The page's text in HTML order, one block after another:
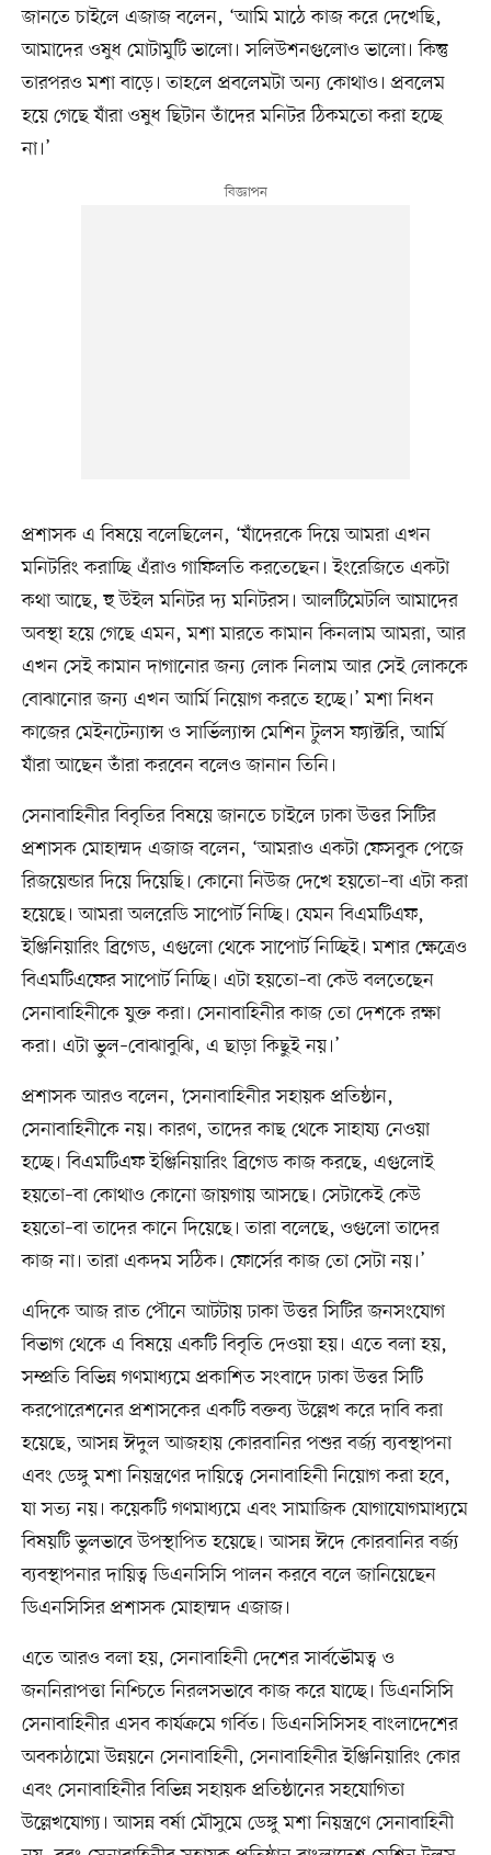
জানতে চাইলে এজাজ বলেন, ‘আমি মাঠে কাজ করে দেখেছি,
আমাদের ওষুধ মোটামুটি ভালো। সলিউশনগুলোও ভালো। কিন্তু
তারপরও মশা বাড়ে। তাহলে প্রবলেমটা অন্য কোথাও। প্রবলেম
হয়ে গেছে যাঁরা ওষুধ ছিটান তাঁদের মনিটর ঠিকমতো করা হচ্ছে
না।’
প্রশাসক এ বিষয়ে বলেছিলেন, ‘যাঁদেরকে দিয়ে আমরা এখন
মনিটরিং করাচ্ছি এঁরাও গাফিলতি করতেছেন। ইংরেজিতে একটা
কথা আছে, হু উইল মনিটর দ্য মনিটরস। আলটিমেটলি আমাদের
অবস্থা হয়ে গেছে এমন, মশা মারতে কামান কিনলাম আমরা, আর
এখন সেই কামান দাগানোর জন্য লোক নিলাম আর সেই লোককে
বোঝানোর জন্য এখন আর্মি নিয়োগ করতে হচ্ছে।’ মশা নিধন
কাজের মেইনটেন্যান্স ও সার্ভিল্যান্স মেশিন টুলস ফ্যাক্টরি, আর্মি
যাঁরা আছেন তাঁরা করবেন বলেও জানান তিনি।
সেনাবাহিনীর বিবৃতির বিষয়ে জানতে চাইলে ঢাকা উত্তর সিটির
প্রশাসক মোহাম্মদ এজাজ বলেন, ‘আমরাও একটা ফেসবুক পেজে
রিজয়েন্ডার দিয়ে দিয়েছি। কোনো নিউজ দেখে হয়তো–বা এটা করা
হয়েছে। আমরা অলরেডি সাপোর্ট নিচ্ছি। যেমন বিএমটিএফ,
ইঞ্জিনিয়ারিং ব্রিগেড, এগুলো থেকে সাপোর্ট নিচ্ছিই। মশার ক্ষেত্রেও
বিএমটিএফের সাপোর্ট নিচ্ছি। এটা হয়তো–বা কেউ বলতেছেন
সেনাবাহিনীকে যুক্ত করা। সেনাবাহিনীর কাজ তো দেশকে রক্ষা
করা। এটা ভুল–বোঝাবুঝি, এ ছাড়া কিছুই নয়।’
প্রশাসক আরও বলেন, ‘সেনাবাহিনীর সহায়ক প্রতিষ্ঠান,
সেনাবাহিনীকে নয়। কারণ, তাদের কাছ থেকে সাহায্য নেওয়া
হচ্ছে। বিএমটিএফ ইঞ্জিনিয়ারিং ব্রিগেড কাজ করছে, এগুলোই
হয়তো–বা কোথাও কোনো জায়গায় আসছে। সেটাকেই কেউ
হয়তো–বা তাদের কানে দিয়েছে। তারা বলেছে, ওগুলো তাদের
কাজ না। তারা একদম সঠিক। ফোর্সের কাজ তো সেটা নয়।’
এদিকে আজ রাত পৌনে আটটায় ঢাকা উত্তর সিটির জনসংযোগ
বিভাগ থেকে এ বিষয়ে একটি বিবৃতি দেওয়া হয়। এতে বলা হয়,
সম্প্রতি বিভিন্ন গণমাধ্যমে প্রকাশিত সংবাদে ঢাকা উত্তর সিটি
করপোরেশনের প্রশাসকের একটি বক্তব্য উল্লেখ করে দাবি করা
হয়েছে, আসন্ন ঈদুল আজহায় কোরবানির পশুর বর্জ্য ব্যবস্থাপনা
এবং ডেঙ্গু মশা নিয়ন্ত্রণের দায়িত্বে সেনাবাহিনী নিয়োগ করা হবে,
যা সত্য নয়। কয়েকটি গণমাধ্যমে এবং সামাজিক যোগাযোগমাধ্যমে
বিষয়টি ভুলভাবে উপস্থাপিত হয়েছে। আসন্ন ঈদে কোরবানির বর্জ্য
ব্যবস্থাপনার দায়িত্ব ডিএনসিসি পালন করবে বলে জানিয়েছেন
ডিএনসিসির প্রশাসক মোহাম্মদ এজাজ।
এতে আরও বলা হয়, সেনাবাহিনী দেশের সার্বভৌমত্ব ও
জননিরাপত্তা নিশ্চিতে নিরলসভাবে কাজ করে যাচ্ছে। ডিএনসিসি
সেনাবাহিনীর এসব কার্যক্রমে গর্বিত। ডিএনসিসিসহ বাংলাদেশের
অবকাঠামো উন্নয়নে সেনাবাহিনী, সেনাবাহিনীর ইঞ্জিনিয়ারিং কোর
এবং সেনাবাহিনীর বিভিন্ন সহায়ক প্রতিষ্ঠানের সহযোগিতা
উল্লেখযোগ্য। আসন্ন বর্ষা মৌসুমে ডেঙ্গু মশা নিয়ন্ত্রণে সেনাবাহিনী